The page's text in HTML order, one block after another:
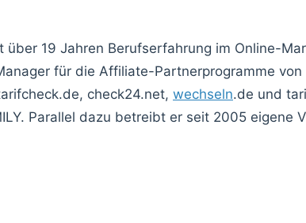
über 19 Jahren Berufserfahrung im Online-
für die Affiliate-Partnerprogramme
check24.net, wechseln.de und
Parallel dazu betreibt er seit 2005